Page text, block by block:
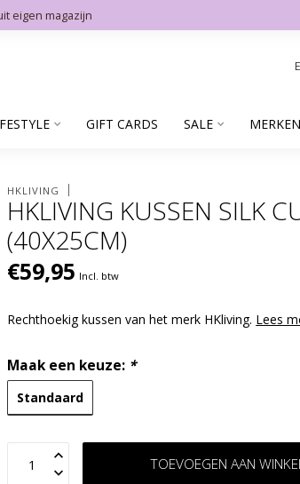
eigen magazijn
GIFT CARDS SALE MERKEN
HKLIVING
HKLIVING KUSSEN SILK
(40X25CM)
€59,95 Incl. btw
Rechthoekig kussen van het merk HKliving. Lees
Maak een keuze: *
Standaard
TOEVOEGEN AAN